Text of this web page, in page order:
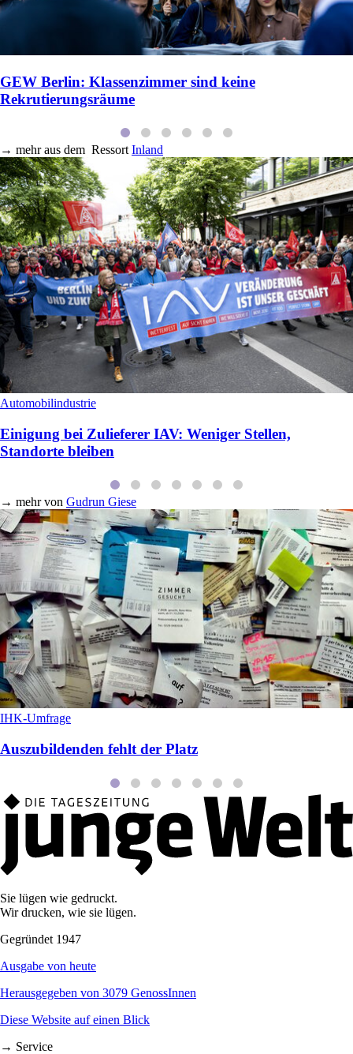
GEW Berlin: Klassenzimmer sind keine
Rekrutierungsräume
→ mehr aus dem Ressort Inland
Automobilindustrie
Einigung bei Zulieferer IAV: Weniger Stellen,
Standorte bleiben
→ mehr von Gudrun Giese
IHK-Umfrage
Auszubildenden fehlt der Platz
Sie lügen wie gedruckt.
Wir drucken, wie sie lügen.
Gegründet 1947
Ausgabe von heute
Herausgegeben von 3079 GenossInnen
Diese Website auf einen Blick
→ Service